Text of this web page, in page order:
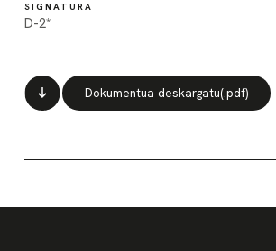
SIGNATURA
D-2*
Dokumentua deskargatu(.pdf)